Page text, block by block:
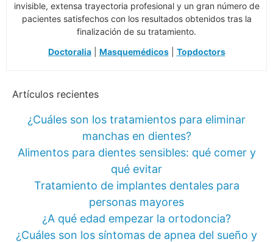
invisible, extensa trayectoria profesional y un gran número de
pacientes satisfechos con los resultados obtenidos tras la
finalización de su tratamiento.
Doctoralia| Masquemédicos| Topdoctors
Artículos recientes
¿Cuáles son los tratamientos para eliminar
manchas en dientes?
Alimentos para dientes sensibles: qué comer y
qué evitar
Tratamiento de implantes dentales para
personas mayores
¿A qué edad empezar la ortodoncia?
¿Cuáles son los síntomas de apnea del sueño y